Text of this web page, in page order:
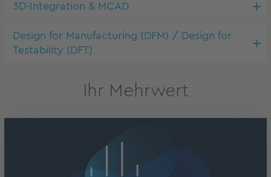
3D-Integration & MCAD
Design for Manufacturing (DFM) / Design for
Testability (DFT)
Ihr Mehrwert